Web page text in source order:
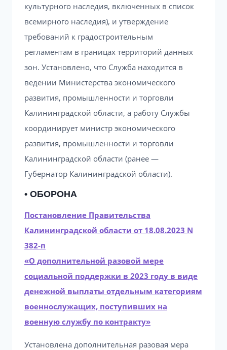
культурного наследия, включенных в список
всемирного наследия), и утверждение
требований к градостроительным
регламентам в границах территорий данных
зон. Установлено, что Служба находится в
ведении Министерства экономического
развития, промышленности и торговли
Калининградской области, а работу Службы
координирует министр экономического
развития, промышленности и торговли
Калининградской области (ранее —
Губернатор Калининградской области).
• ОБОРОНА
Постановление Правительства
Калининградской области от 18.08.2023 N
382-п
«О дополнительной разовой мере
социальной поддержки в 2023 году в виде
денежной выплаты отдельным категориям
военнослужащих, поступивших на
военную службу по контракту»
Установлена дополнительная разовая мера